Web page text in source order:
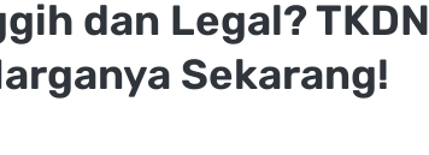
dan Legal? TKDN
Sekarang!